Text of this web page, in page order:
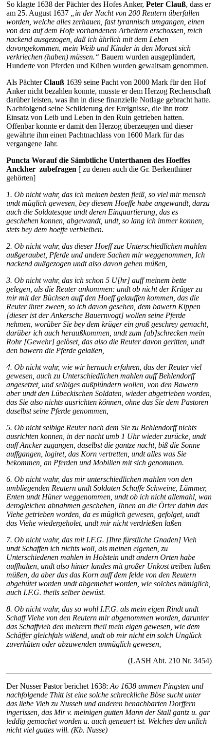
So klagte 1638 der Pächter des Hofes Anker, Peter Clauß, dass er
am 25. August 1637 „in der Nacht von 200 Reutern überfallen
worden, welche alles zerhauen, fast tyrannisch umgangen, einen
von den auf dem Hofe vorhandenen Arbeitern erschossen, mich
nackend ausgezogen, daß ich ährlich mit dem Leben
davongekommen, mein Weib und Kinder in den Morast sich
verkriechen (haben) müssen.“ Bauern wurden ausgeplündert,
Hunderte von Pferden und Kühen wurden gewaltsam genommen.
Als PächterClauß 1639 seine Pacht von 2000 Mark für den Hof
Anker nicht bezahlen konnte, musste er dem Herzog Rechenschaft
darüber leisten, was ihn in diese finanzielle Notlage gebracht hatte.
Nachfolgend seine Schilderung der Ereignisse, die ihn trotz
Einsatz von Leib und Leben in den Ruin getrieben hatten.
Offenbar konnte er damit den Herzog überzeugen und dieser
gewährte ihm einen Pachtnachlass von 1600 Mark für das
vergangene Jahr.
Puncta Worauf die Sämbtliche Unterthanen des Hoeffes
Anckher zubefragen [ zu denen auch die Gr. Berkenthiner
gehörten]
1. Ob nicht wahr, das ich meinen besten fleiß, so viel mir mensch
undtmüglich gewesen, bey diesem Hoeffe habe angewandt, darzu
auch die Soldatesque undt deren Einquartierung, das es
geschehen konnen, abgewandt, undt, so lang ich immer konnen,
stets bey dem hoeffe verbleiben.
2. Ob nicht wahr, das dieser Hoeff zue Unterschiedlichen mahlen
außgeraubet, Pferde und andere Sachen mir weggenommen, Ich
nackend außgezogen undt also davon gehen müßen,
3. Ob nicht wahr, das ich schon 5 U[hr] auff meinem bette
gelegen, als die Reuter ankommen: undt ob nicht der Krüger zu
mir mit der Büchsen auff den Hoeff gelauffen kommen, das die
Reuter ihrer zween, so ich davon gesehen, dem bawern Kippen
[dieser ist der Ankersche Bauernvogt] wollen seine Pferde
nehmen, worüber Sie bey dem krüger ein groß geschrey gemacht,
darüber ich auch heraußkommen, undt zum [ab]schrecken mein
Rohr [Gewehr] gelöset, das also die Reuter davon geritten, undt
den bawern die Pferde gelaßen,
4. Ob nicht wahr, wie wir hernach erfahren, das der Reuter viel
gewesen, auch zu Unterschiedlichen mahlen auff Behlendorff
angesetzet, und selbiges außplündern wollen, von den Bawern
aber undt den Lübeckischen Soldaten, wieder abgetrieben worden,
das Sie also nichts ausrichten können, ohne das Sie dem Pastoren
daselbst seine Pferde genommen,
5. Ob nicht selbige Reuter nach dem Sie zu Behlendorff nichts
ausrichten konnen, in der nacht umb 1 Uhr wieder zurücke, undt
auff Anckerzugangen, daselbst die gantze nacht, biß die Sonne
auffgangen, logiret, das Korn vertretten, undt alles was Sie
bekommen, an Pferden und Mobilien mit sich genommen.
6. Ob nicht wahr, das mir unterschiedlichen mahlen von den
umbliegenden Reutern undt Soldaten Schaffe Schweine, Lämmer,
Enten undt Hüner weggenommen, undt ob ich nicht allemahl, wan
derogleichen abnahmen geschehen, Ihnen an die Örter dahin das
Viehe getrieben worden, da es müglich gewesen, gefolget, undt
das Viehe wiedergeholet, undt mir nicht verdrießen laßen
7. Ob nicht wahr, das mit I.F.G. [Ihre fürstliche Gnaden] Vieh
undt Schaffen ich nichts woll, als meinen eigenen, zu
Unterschiedenen mahlen in Holstein undtandern Orten habe
auffhalten, undt also hinter landes mitgroßer Unkost treiben laßen
müßen, da aber das das Korn auff dem felde von den Reutern
abgehütet worden undt abgemehetworden, wie solches nämiglich,
auch I.F.G. theils selber bewüst.
8. Ob nicht wahr, das so wohl I.F.G. als mein eigen Rindt undt
SchaffViehe von den Reutern mir abgenommen worden, darunter
das Schaffvieh den mehrern theil mein eigen gewesen, wie dem
Schäffer gleichfals wißend, undt ob mir nicht ein solch Unglück
zuverhüten oderabzuwenden unmüglich gewesen,
(LASH Abt. 210 Nr. 3454)
Der Nusser Pastor berichet 1638:Ao 1638 ummen Pingsten und
nachfolgende Thitt ist eine solche schreckliche Böse sucht unter
das liebe Vieh zu Nusseh und anderen benachbarten Dorffern
ingerissen, das Mir v. meinigen gutten Mann der Stall gantz u. gar
leddig gemachet worden u. auch geneuert ist. Welches den unlich
nicht viel guttes will. (Kb. Nusse)